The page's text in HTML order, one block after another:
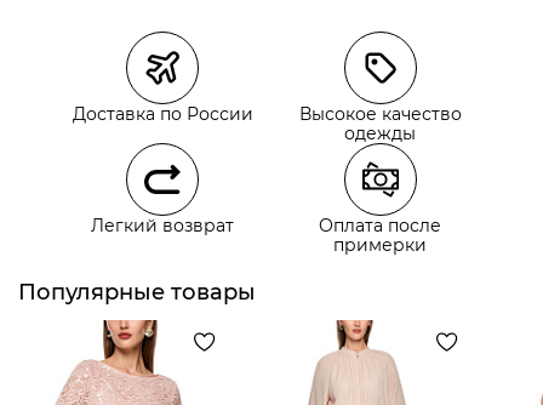
Курьерская доставка СДЭК
Самовывоз из пункта выдачи СДЭК
Самовывоз из наших магазинов
Самовывоз из пункта выдачи СДЭК
Доставка по России
Высокое качество
одежды
Легкий возврат
Оплата после
примерки
Популярные товары